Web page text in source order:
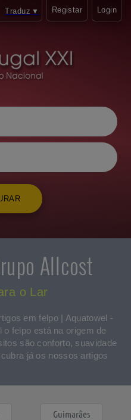
Traduz ▼ Registar Login
Allcost
o Lar
em felpo | Aquatowel -
o felpo está na origem de
são conforto, suavidade
já os nossos artigos
Guimarães